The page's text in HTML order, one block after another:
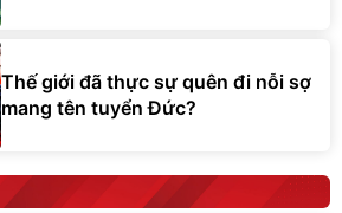
Thế giới đã thực sự quên đi nỗi sợ
mang tên tuyển Đức?